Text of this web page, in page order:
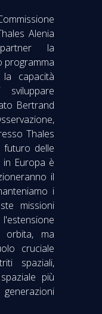
Alenia
la
programma
capacità
sviluppare
Bertrand
Thales
futuro delle
Europa è
il
i
missioni
ma
cruciale
spaziali,
più